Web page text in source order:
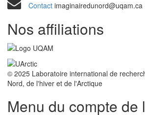
Contact imaginairedunord@uqam.ca
Nos affiliations
© 2025 Laboratoire international de
Nord, de l'hiver et de l'Arctique
Menu du compte de